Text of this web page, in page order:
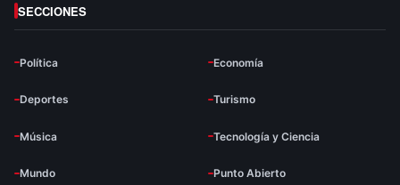
SECCIONES
Política Economía
Deportes Turismo
Música Tecnología y Ciencia
Mundo Punto Abierto